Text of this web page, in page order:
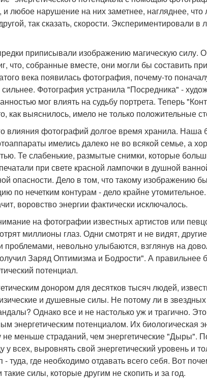
любое нарушение на них заметнее, нагляднее,
так сказать, скорости. Экспериментировали в
приписывали изображению магическую силу.
что, собранные вместе, они могли бы составить
века появилась фотография, почему-то
сильнее. Фотография устранила "Посредника" -
мог влиять на судьбу портрета. Теперь
как выяснилось, имело не только положительные
влияния фотографий долгое время хранила. Наша
имелись далеко не во всякой семье, а
Те слабенькие, размытые снимки, которые
при свете красной лампочки в душной
опасности. Дело в том, что такому изображению
по нечетким контурам - дело крайне
воровство энергии фактически исключалось.
на фотографии известных артистов или
миллионы глаз. Одни смотрят и не видят,
невольно улыбаются, взглянув на
Заряд Оптимизма и Бодрости". А правильнее
потенциал.
донором для десятков тысяч людей,
и душевные силы. Не потому ли в
Однако все и не настолько уж и трагично.
энергетическим потенциалом. Их биологическая
не меньше страданий, чем энергетические "Дыры".
всех, выровнять свой энергетический уровень и
туда, где необходимо отдавать всего себя. Вот
такие силы, которые другим не скопить и за год.